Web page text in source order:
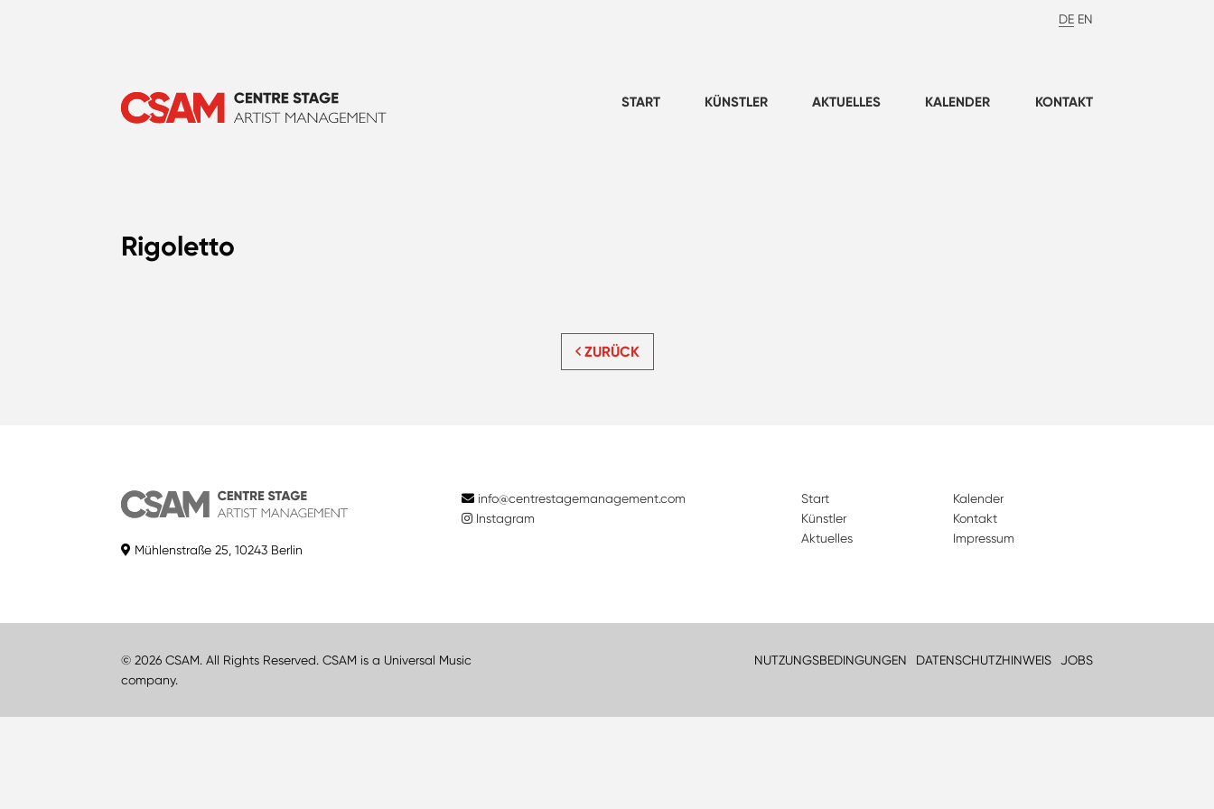
DE EN
START KÜNSTLER AKTUELLES KALENDER KONTAKT
Rigoletto
ZURÜCK
Mühlenstraße 25, 10243 Berlin
info@centrestagemanagement.com
Instagram
Start
Künstler
Aktuelles
Kalender
Kontakt
Impressum
© 2026 CSAM. All Rights Reserved. CSAM is a Universal Music
company.
NUTZUNGSBEDINGUNGEN DATENSCHUTZHINWEIS JOBS